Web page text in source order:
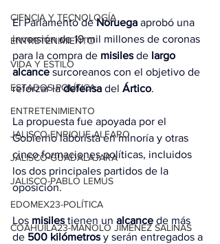
CIENCIA Y TECNOLOGÍA
ENTRETENIMIENTO
VIDA Y ESTILO
ESTADOS-POLÍTICA
ENTRETENIMIENTO
JALISCO-ENRIQUE ALFARO
JALISCO-GUADALAJARA
JALISCO-PABLO LEMUS
EDOMEX23-POLÍTICA
COAHUILA23-MANOLO JIMÉNEZ SALINAS
El Parlamento de Noruega aprobó una
inversión de 19 mil millones de coronas
para la compra de misiles de largo
alcance surcoreanos con el objetivo de
reforzar la defensa del Ártico.
La propuesta fue apoyada por el
Gobierno laborista en minoría y otras
cinco formaciones políticas, incluidos
los dos principales partidos de la
oposición.
Los misiles tienen un alcance de más
de 500 kilómetros y serán entregados a